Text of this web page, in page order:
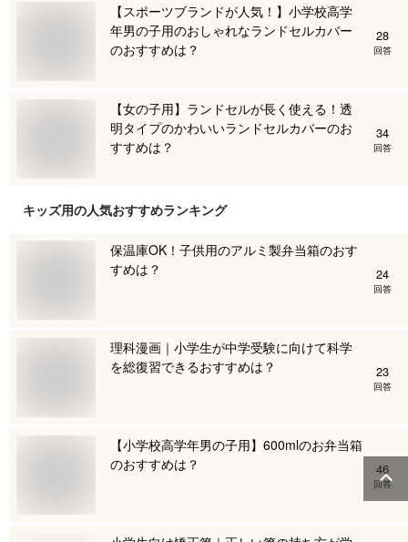
【スポーツブランドが人気！】小学校高学
年男の子用のおしゃれなランドセルカバー
のおすすめは？
28
回答
【女の子用】ランドセルが長く使える！透
明タイプのかわいいランドセルカバーのお
すすめは？
34
回答
キッズ用の人気おすすめランキング
保温庫OK！子供用のアルミ製弁当箱のおす
すめは？
24
回答
理科漫画｜小学生が中学受験に向けて科学
を総復習できるおすすめは？
23
回答
【小学校高学年男の子用】600mlのお弁当箱
のおすすめは？
46
回答